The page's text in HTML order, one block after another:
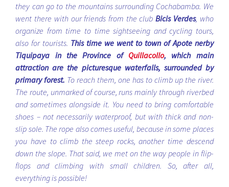
they can go to the mountains surrounding Cochabamba. We
went there with our friends from the clubBicis Verdes, who
organize from time to time sightseeing and cycling tours,
also for tourists. This time we went to town of Apote nerby
Tiquipaya in the Province of Quillacollo, which main
attraction are the picturesque waterfalls, surrounded by
primary forest. To reach them, one has to climb up the river.
The route, unmarked of course, runs mainly through riverbed
and sometimes alongside it. You need to bring comfortable
shoes – not necessarily waterproof, but with thick and non-
slip sole. The rope also comes useful, because in some places
you have to climb the steep rocks, another time descend
down the slope. That said, we met on the way people in flip-
flops and climbing with small children. So, after all,
everything is possible!